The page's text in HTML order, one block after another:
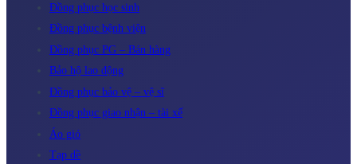
Đồng phục học sinh
Đồng phục bệnh viện
Đồng phục PG – Bán hàng
Bảo hộ lao động
Đồng phục bảo vệ – vệ sĩ
Đồng phục giao nhận – tài xế
Áo gió
Tạp dề